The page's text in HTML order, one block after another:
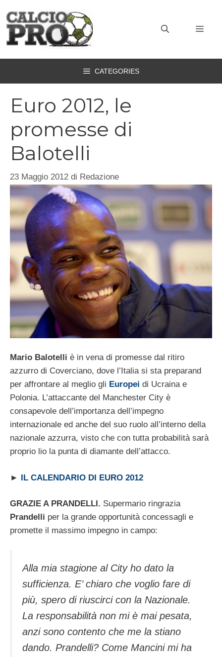
contenuto
CATEGORIES
Euro 2012, le
promesse di
Balotelli
23 Maggio 2012 di Redazione
Mario Balotelli è in vena di promesse dal ritiro
azzurro di Coverciano, dove l’Italia si sta preparand
per affrontare al meglio gli Europei di Ucraina e
Polonia. L’attaccante del Manchester City è
consapevole dell’importanza dell’impegno
internazionale ed anche del suo ruolo all’interno della
nazionale azzurra, visto che con tutta probabilità sarà
proprio lio la punta di diamante dell’attacco.
► IL CALENDARIO DI EURO 2012
GRAZIE A PRANDELLI. Supermario ringrazia
Prandelli per la grande opportunità concessagli e
promette il massimo impegno in campo:
Alla mia stagione al City ho dato la
sufficienza. E’ chiaro che voglio fare di
più, spero di riuscirci con la Nazionale.
La responsabilità non mi è mai pesata,
anzi sono contento che me la stiano
dando. Prandelli? Come Mancini mi ha